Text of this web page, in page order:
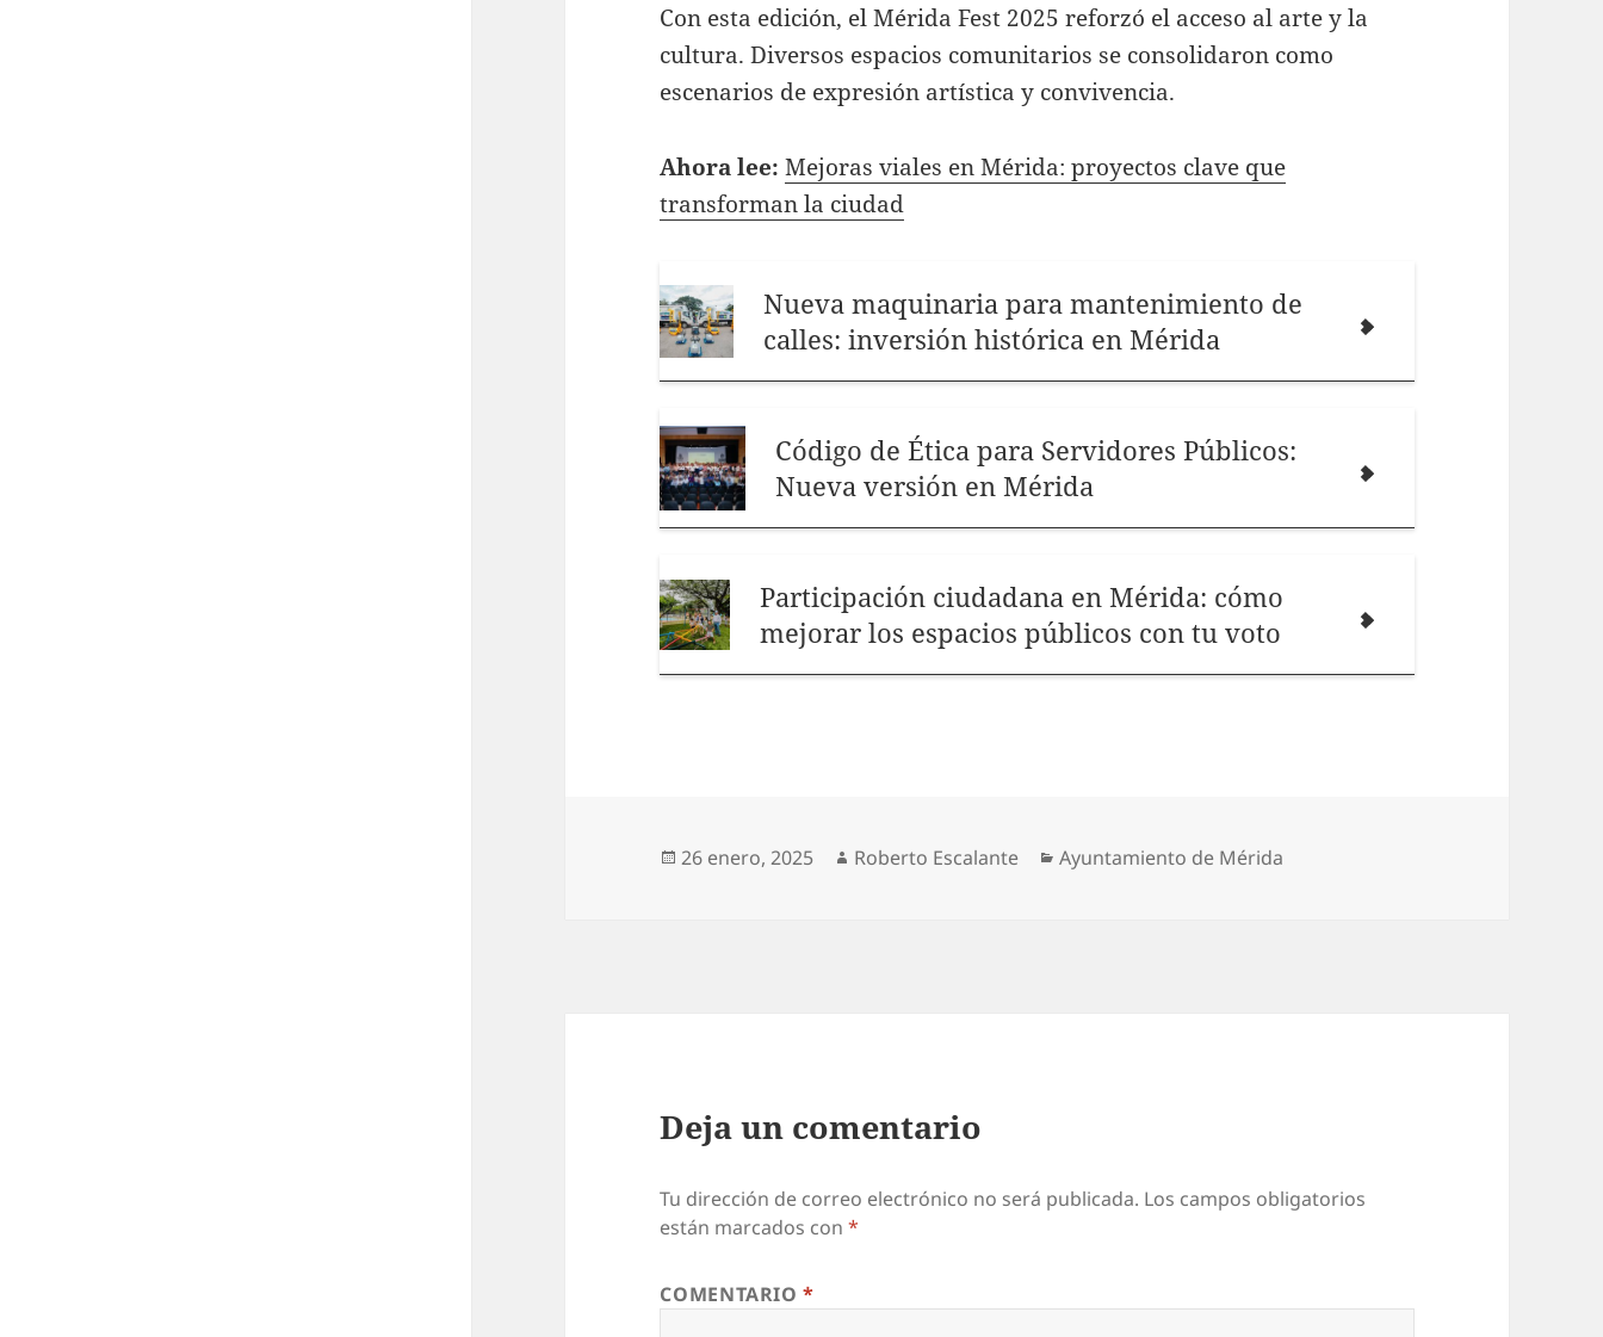
Con esta edición, el Mérida Fest 2025 reforzó el acceso al arte y la
cultura. Diversos espacios comunitarios se consolidaron como
escenarios de expresión artística y convivencia.
Ahora lee: Mejoras viales en Mérida: proyectos clave que
transforman la ciudad
Nueva maquinaria para mantenimiento de
calles: inversión histórica en Mérida
Código de Ética para Servidores Públicos:
Nueva versión en Mérida
Participación ciudadana en Mérida: cómo
mejorar los espacios públicos con tu voto
Publicado
26 enero, 2025 Autor
Roberto Escalante Categorías
Ayuntamiento de Mérida
Deja un comentario
Tu dirección de correo electrónico no será publicada. Los campos obligatorios
están marcados con*
COMENTARIO*